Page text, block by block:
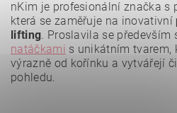
nKim je profesionální značka s
která se zaměřuje na inovativní
lifting. Proslavila se
natáčkami s unikátním tvarem,
výrazně od kořínku a vytvářejí
pohledu.